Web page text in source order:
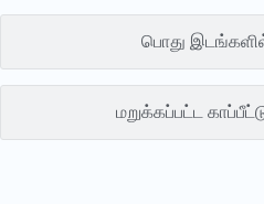
பொது
மறுக்கப்பட்ட